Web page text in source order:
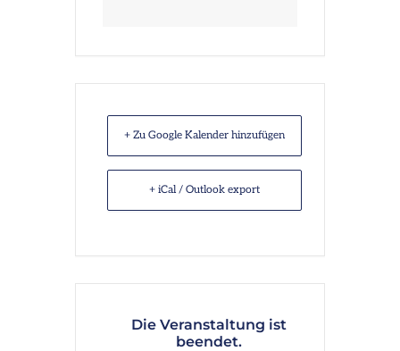
+ Zu Google Kalender hinzufügen
+ iCal / Outlook export
Die Veranstaltung ist
beendet.